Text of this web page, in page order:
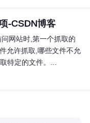
-CSDN博客
网站时,第一个抓取的
允许抓取,哪些文件不允
特定的文件。...